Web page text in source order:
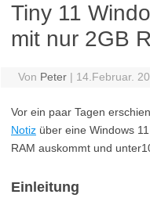
Tiny 11
mit nur 2GB
Von Peter | 14.Februar.
Vor ein paar Tagen
Notiz über eine Windows
RAM auskommt und
Einleitung